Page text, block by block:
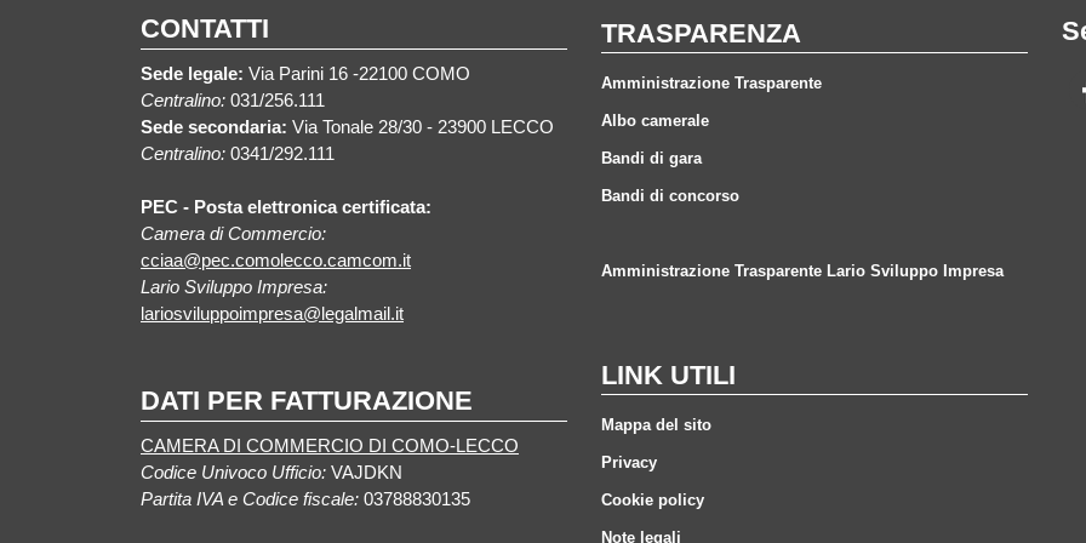
CONTATTI
Sede legale: Via Parini 16 -22100 COMO
Centralino: 031/256.111
Sede secondaria: Via Tonale 28/30 - 23900 LECCO
Centralino: 0341/292.111
PEC - Posta elettronica certificata:
Camera di Commercio:
cciaa@pec.comolecco.camcom.it
Lario Sviluppo Impresa:
lariosviluppoimpresa@legalmail.it
DATI PER FATTURAZIONE
CAMERA DI COMMERCIO DI COMO-LECCO
Codice Univoco Ufficio: VAJDKN
Partita IVA e Codice fiscale: 03788830135
TRASPARENZA
Amministrazione Trasparente
Albo camerale
Bandi di gara
Bandi di concorso
Amministrazione Trasparente Lario Sviluppo Impresa
LINK UTILI
Mappa del sito
Privacy
Cookie policy
Note legali